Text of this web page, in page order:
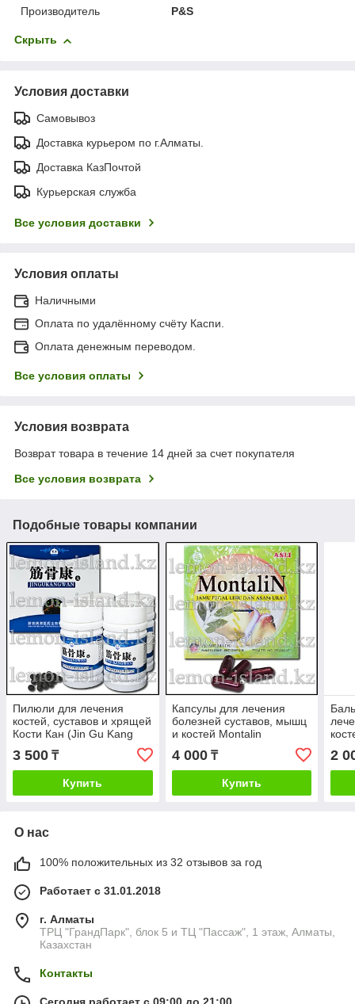
Производитель
P&S
Скрыть
Условия доставки
Самовывоз
Доставка курьером по г.Алматы.
Доставка КазПочтой
Курьерская служба
Все условия доставки
Условия оплаты
Наличными
Оплата по удалённому счёту Каспи.
Оплата денежным переводом.
Все условия оплаты
Условия возврата
Возврат товара в течение 14 дней за счет покупателя
Все условия возврата
Подобные товары компании
Пилюли для лечения
костей, суставов и хрящей
Кости Кан (Jin Gu Kang
3 500 ₸
Купить
Капсулы для лечения
болезней суставов, мышц
и костей Montalin
(Монталин) (Индонезия)
4 000₸
Купить
2
О нас
100% положительных из 32 отзывов за год
Работает с 31.01.2018
г. Алматы
ТРЦ "ГрандПарк", блок 5 и ТЦ "Пассаж", 1 этаж, Алматы,
Казахстан
Контакты